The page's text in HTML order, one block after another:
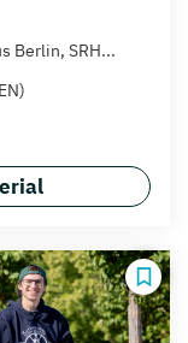
Berlin, SRH...